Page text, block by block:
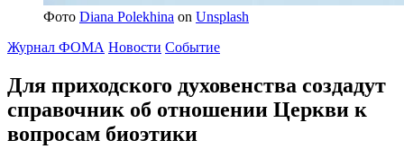
Фото Diana Polekhina on Unsplash
Журнал ФОМА Новости Событие
Для приходского духовенства создадут
справочник об отношении Церкви к
вопросам биоэтики